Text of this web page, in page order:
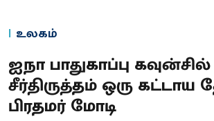
உலகம்
ஐநா பாதுகாப்பு கவுன்சில்
சீர்திருத்தம் ஒரு கட்டாய
பிரதமர் மோடி